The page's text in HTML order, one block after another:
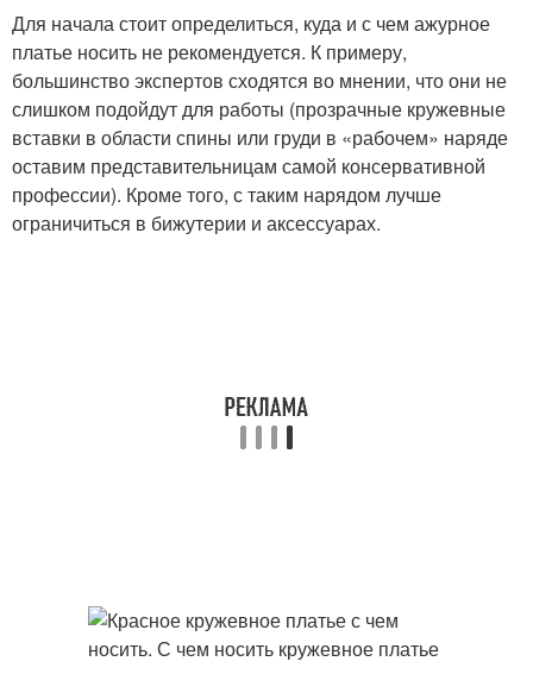
Для начала стоит определиться, куда и с чем ажурное
платье носить не рекомендуется. К примеру,
большинство экспертов сходятся во мнении, что они не
слишком подойдут для работы (прозрачные кружевные
вставки в области спины или груди в «рабочем» наряде
оставим представительницам самой консервативной
профессии). Кроме того, с таким нарядом лучше
ограничиться в бижутерии и аксессуарах.